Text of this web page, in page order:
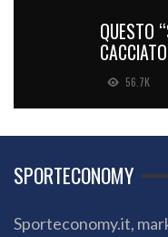
QUESTO
56.7K
SPORTECONOMY
Sporteconomy.it,